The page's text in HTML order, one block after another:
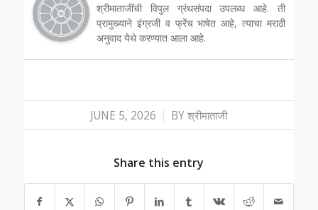
श्रीमाताजींची विपुल ग्रंथसंपदा उपलब्ध आहे. ती
प्रामुख्याने इंग्रजी व फ्रेंच भाषेत आहे, त्याचा मराठी
अनुवाद येथे करण्यात आला आहे.
JUNE 5, 2026
/ BYश्रीमाताजी
Share this entry